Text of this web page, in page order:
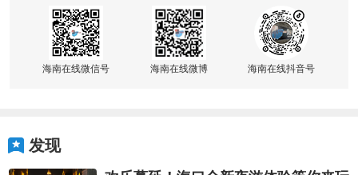
海南在线微信号 海南在线微博 海南在线抖音号
发现